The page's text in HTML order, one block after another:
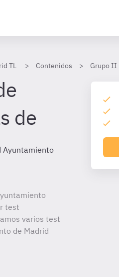
TL Contenidos Grupo II
de
Ayuntamiento
test
varios test
de Madrid